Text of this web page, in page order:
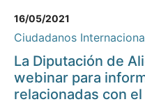
16/05/2021
Ciudadanos
La Diputación de
webinar para
relacionadas con